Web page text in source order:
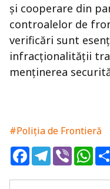
și cooperare din
controalelor de
verificări sunt
infracționalității
menținerea
#Poliția de Frontieră
FacebookTelegram
Viber